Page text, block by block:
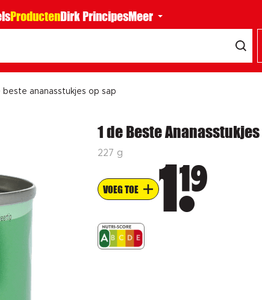
ProductenDirk PrincipesMeer
beste ananasstukjes op sap
1 de Beste
227 g
VOEG TOE 1 19